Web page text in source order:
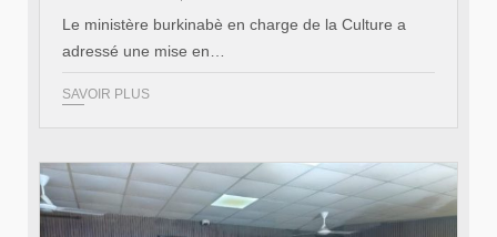
Le ministère burkinabè en charge de la Culture a
adressé une mise en…
SAVOIR PLUS